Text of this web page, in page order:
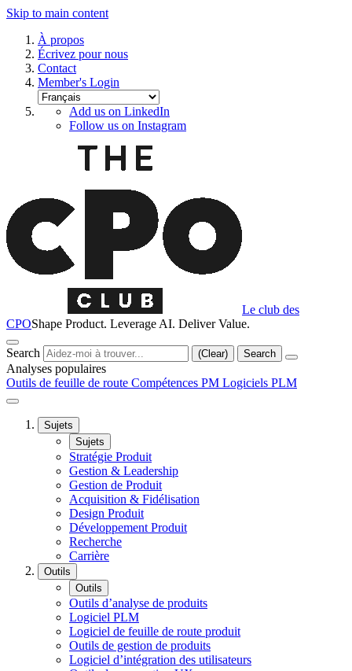
Skip to main content
À propos
Écrivez pour nous
Contact
Member's Login
Add us on LinkedIn
Follow us on Instagram
Le club des
CPOShape Product. Leverage AI. Deliver Value.
Search (Clear) Search
Analyses populaires
Outils de feuille de route Compétences PM Logiciels PLM
Sujets
Sujets
Stratégie Produit
Gestion & Leadership
Gestion de Produit
Acquisition & Fidélisation
Design Produit
Développement Produit
Recherche
Carrière
Outils
Outils
Outils d’analyse de produits
Logiciel PLM
Logiciel de feuille de route produit
Outils de gestion de produits
Logiciel d’intégration des utilisateurs